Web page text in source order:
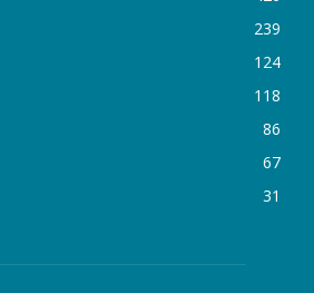
239
124
118
86
67
31